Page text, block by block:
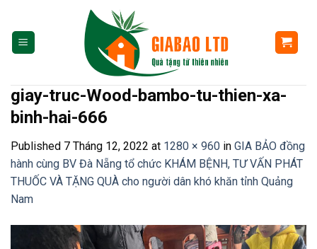
content
giay-truc-Wood-bambo-tu-thien-xa-
binh-hai-666
Published 7 Tháng 12, 2022 at 1280 × 960 in GIA BẢO đồng
hành cùng BV Đà Nẵng tổ chức KHÁM BỆNH, TƯ VẤN PHÁT
THUỐC VÀ TẶNG QUÀ cho người dân khó khăn tỉnh Quảng
Nam